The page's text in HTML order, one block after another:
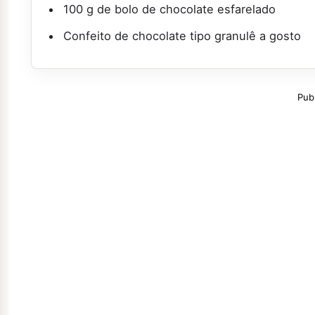
100 g de bolo de chocolate esfarelado
Confeito de chocolate tipo granulê a gosto